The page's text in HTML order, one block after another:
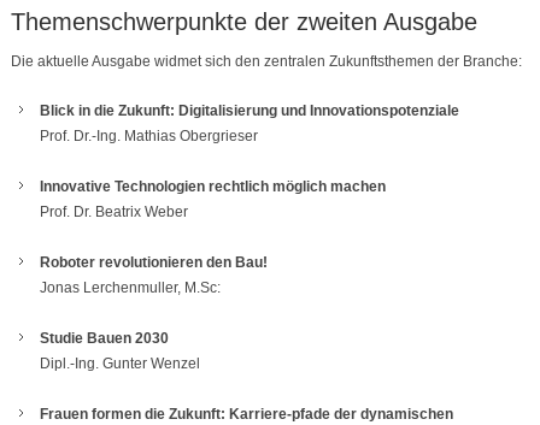
Themenschwerpunkte der zweiten Ausgabe
Die aktuelle Ausgabe widmet sich den zentralen Zukunftsthemen der Branche:
Blick in die Zukunft: Digitalisierung und Innovationspotenziale
Prof. Dr.-Ing. Mathias Obergrieser
Innovative Technologien rechtlich möglich machen
Prof. Dr. Beatrix Weber
Roboter revolutionieren den Bau!
Jonas Lerchenmuller, M.Sc:
Studie Bauen 2030
Dipl.-Ing. Gunter Wenzel
Frauen formen die Zukunft: Karriere-pfade der dynamischen